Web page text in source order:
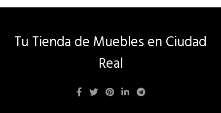
Tu Tienda de Muebles en Ciudad
Real